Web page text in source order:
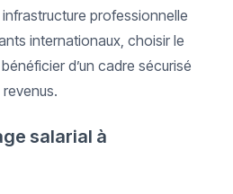
professionnelle
internationaux, choisir le
d’un cadre sécurisé
salarial à